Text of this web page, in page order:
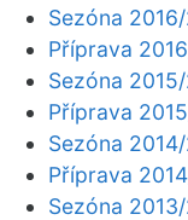
Sezóna
Příprava
Sezóna
Příprava
Sezóna
Příprava
Sezóna